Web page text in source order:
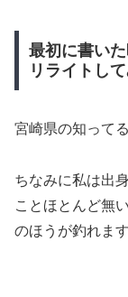
最初に書い
リライトし
宮崎県の知って
ちなみに私は出
ことほとんど無
のほうが釣れます